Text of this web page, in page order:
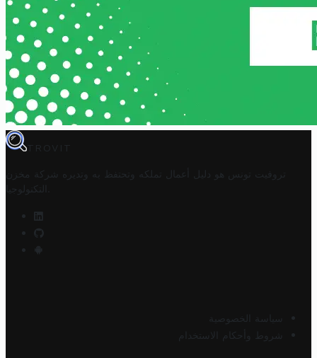
TROVIT
تروفيت تونس هو دليل أعمال تملكه وتحتفظ به وتديره
شركة مخزن
التكنولوجيا
سياسة الخصوصية
شروط وأحكام الاستخدام